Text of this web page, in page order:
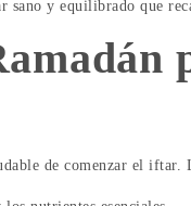
sano y equilibrado que
de comenzar el iftar.